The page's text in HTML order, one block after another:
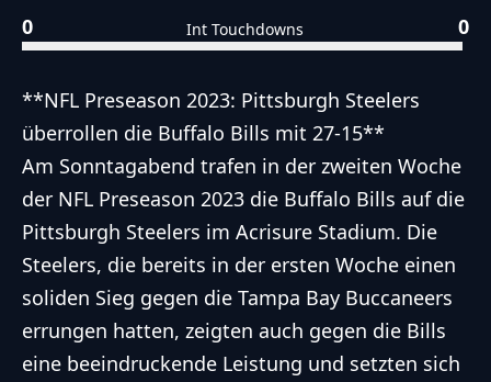
0 Int Touchdowns 0
**NFL Preseason 2023: Pittsburgh Steelers
überrollen die Buffalo Bills mit 27-15**
Am Sonntagabend trafen in der zweiten Woche
der NFL Preseason 2023 die Buffalo Bills auf die
Pittsburgh Steelers im Acrisure Stadium. Die
Steelers, die bereits in der ersten Woche einen
soliden Sieg gegen die Tampa Bay Buccaneers
errungen hatten, zeigten auch gegen die Bills
eine beeindruckende Leistung und setzten sich